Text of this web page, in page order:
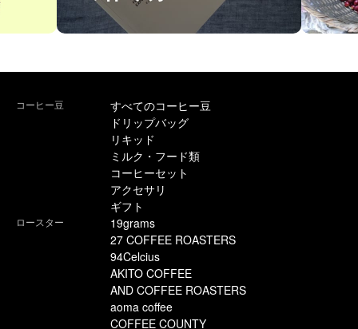
コーヒー豆
すべてのコーヒー豆
ドリップバッグ
リキッド
ミルク・フード類
コーヒーセット
アクセサリ
ギフト
ロースター
19grams
27 COFFEE ROASTERS
94Celcius
AKITO COFFEE
AND COFFEE ROASTERS
aoma coffee
COFFEE COUNTY